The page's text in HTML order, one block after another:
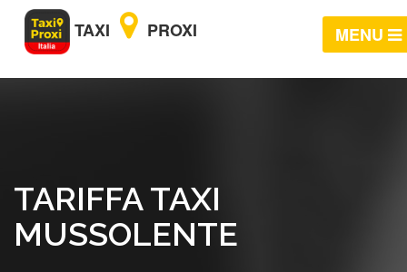
TAXI PROXI MENU
TARIFFA TAXI
MUSSOLENTE